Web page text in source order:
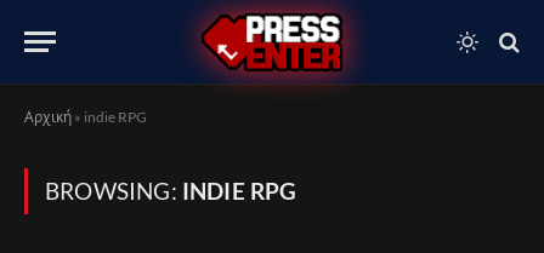
Αρχική » indie RPG
BROWSING: INDIE RPG